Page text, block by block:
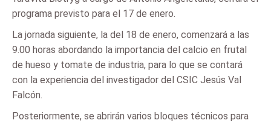
programa previsto para el 17 de enero.
La jornada siguiente, la del 18 de enero, comenzará a las
9.00 horas abordando la importancia del calcio en frutal
de hueso y tomate de industria, para lo que se contará
con la experiencia del investigador del CSIC Jesús Val
Falcón.
Posteriormente, se abrirán varios bloques técnicos para